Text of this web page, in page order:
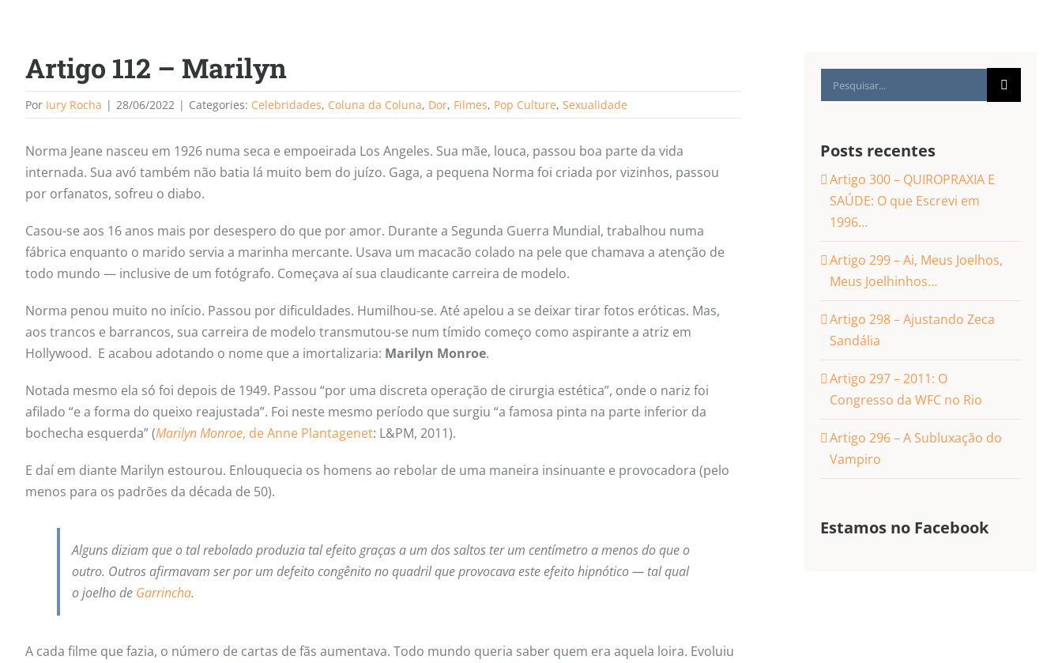
Artigo 112 – Marilyn
Por Iury Rocha | 28/06/2022 | Categories: Celebridades, Coluna da Coluna, Dor, Filmes, Pop Culture, Sexualidade
Norma Jeane nasceu em 1926 numa seca e empoeirada Los Angeles. Sua mãe, louca, passou boa parte da vida
internada. Sua avó também não batia lá muito bem do juízo. Gaga, a pequena Norma foi criada por vizinhos, passou
por orfanatos, sofreu o diabo.
Casou-se aos 16 anos mais por desespero do que por amor. Durante a Segunda Guerra Mundial, trabalhou numa
fábrica enquanto o marido servia a marinha mercante. Usava um macacão colado na pele que chamava a atenção de
todo mundo — inclusive de um fotógrafo. Começava aí sua claudicante carreira de modelo.
Norma penou muito no início. Passou por dificuldades. Humilhou-se. Até apelou a se deixar tirar fotos eróticas. Mas,
aos trancos e barrancos, sua carreira de modelo transmutou-se num tímido começo como aspirante a atriz em
Hollywood. E acabou adotando o nome que a imortalizaria: Marilyn Monroe.
Notada mesmo ela só foi depois de 1949. Passou “por uma discreta operação de cirurgia estética”, onde o nariz foi
afilado “e a forma do queixo reajustada”. Foi neste mesmo período que surgiu “a famosa pinta na parte inferior da
bochecha esquerda” (Marilyn Monroe, de Anne Plantagenet: L&PM, 2011).
E daí em diante Marilyn estourou. Enlouquecia os homens ao rebolar de uma maneira insinuante e provocadora (pelo
menos para os padrões da década de 50).
Alguns diziam que o tal rebolado produzia tal efeito graças a um dos saltos ter um centímetro a menos do que o
outro. Outros afirmavam ser por um defeito congênito no quadril que provocava este efeito hipnótico — tal qual
o joelho de Garrincha.
A cada filme que fazia, o número de cartas de fãs aumentava. Todo mundo queria saber quem era aquela loira. Evoluiu
resultados
Posts recentes
Artigo 300 – QUIROPRAXIA E
SAÚDE: O que Escrevi em
1996…
Artigo 299 – Ai, Meus Joelhos,
Meus Joelhinhos…
Artigo 298 – Ajustando Zeca
Sandália
Artigo 297 – 2011: O
Congresso da WFC no Rio
Artigo 296 – A Subluxação do
Vampiro
Estamos no Facebook